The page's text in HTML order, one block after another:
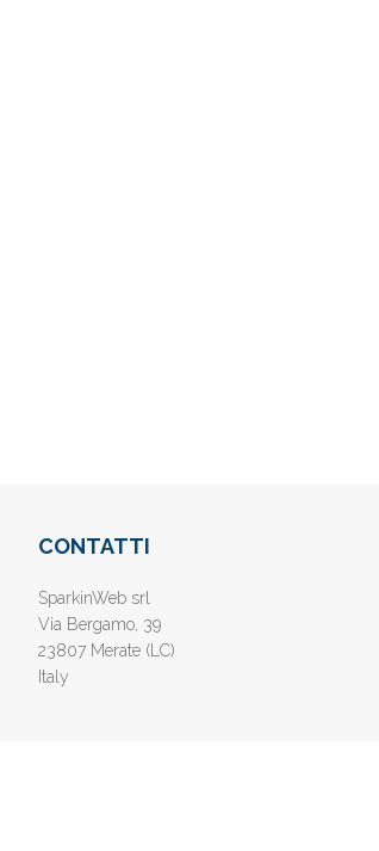
CONTATTI
SparkinWeb srl
Via Bergamo, 39
23807 Merate (LC)
Italy